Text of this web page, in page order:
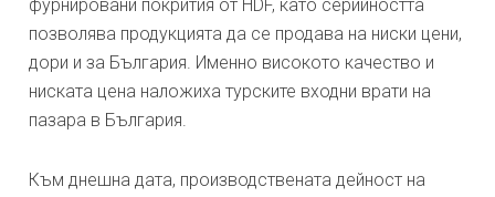
фурнировани покрития от HDF, като серийността
позволява продукцията да се продава на ниски цени,
дори и за България. Именно високото качество и
ниската цена наложиха турските входни врати на
пазара в България.
Към днешна дата, производствената дейност на